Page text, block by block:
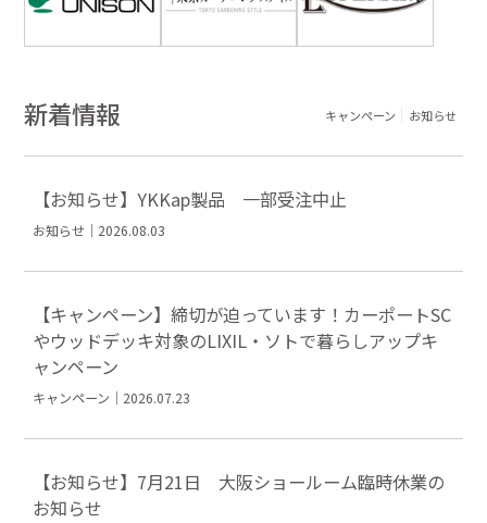
新着情報 キャンペーン お知らせ
【お知らせ】YKKap製品 一部受注中止
お知らせ｜2026.08.03
【キャンペーン】締切が迫っています！カーポートSC
やウッドデッキ対象のLIXIL・ソトで暮らしアップキ
ャンペーン
キャンペーン｜2026.07.23
【お知らせ】7月21日 大阪ショールーム臨時休業の
お知らせ